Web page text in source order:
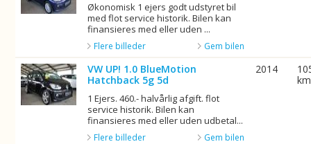
Økonomisk 1 ejers godt udstyret bil
med flot service historik. Bilen kan
finansieres med eller uden ...
Gem bilen
Flere billeder
VW UP! 1.0 BlueMotion
Hatchback 5g 5d
1 Ejers. 460.- halvårlig afgift. flot
service historik. Bilen kan
finansieres med eller uden udbetal...
Gem bilen
Flere billeder
2014
km